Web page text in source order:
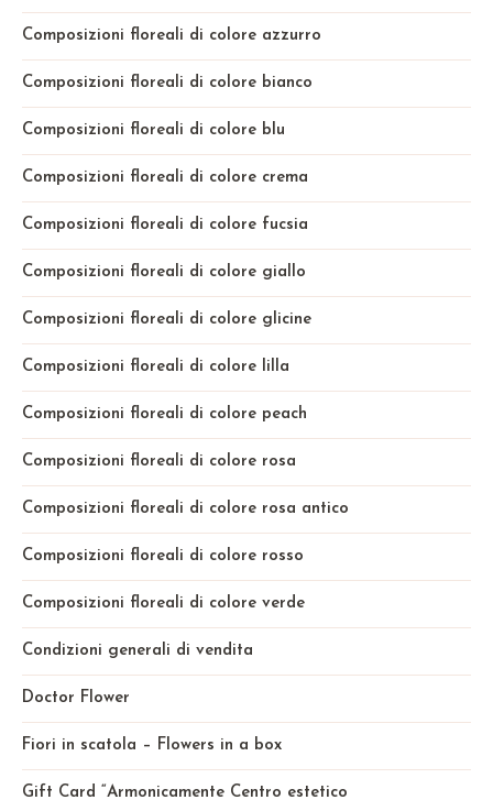
Composizioni floreali di colore azzurro
Composizioni floreali di colore bianco
Composizioni floreali di colore blu
Composizioni floreali di colore crema
Composizioni floreali di colore fucsia
Composizioni floreali di colore giallo
Composizioni floreali di colore glicine
Composizioni floreali di colore lilla
Composizioni floreali di colore peach
Composizioni floreali di colore rosa
Composizioni floreali di colore rosa antico
Composizioni floreali di colore rosso
Composizioni floreali di colore verde
Condizioni generali di vendita
Doctor Flower
Fiori in scatola – Flowers in a box
Gift Card “Armonicamente Centro estetico